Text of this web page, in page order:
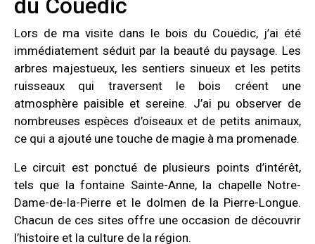
du Couëdic
Lors de ma visite dans le bois du Couëdic, j’ai été
immédiatement séduit par la beauté du paysage. Les
arbres majestueux, les sentiers sinueux et les petits
ruisseaux qui traversent le bois créent une
atmosphère paisible et sereine. J’ai pu observer de
nombreuses espèces d’oiseaux et de petits animaux,
ce qui a ajouté une touche de magie à ma promenade.
Le circuit est ponctué de plusieurs points d’intérêt,
tels que la fontaine Sainte-Anne, la chapelle Notre-
Dame-de-la-Pierre et le dolmen de la Pierre-Longue.
Chacun de ces sites offre une occasion de découvrir
l’histoire et la culture de la région.